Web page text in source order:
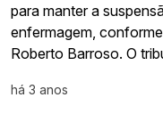
para manter a
enfermagem,
Roberto Barroso. O
há 3 anos